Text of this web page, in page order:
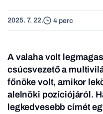
2025. 7. 22. 4 perc
A valaha volt
csúcsvezető a
főnöke volt, amikor
alelnöki pozíciójáról.
legkedvesebb címét